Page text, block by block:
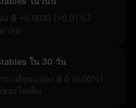
ง ฿ +0.0033 (+0.01%)
าสุด
ใน 30 วัน
รเปลี่ยนแปลง ฿ 0 (0.00%)
องโทเค็น